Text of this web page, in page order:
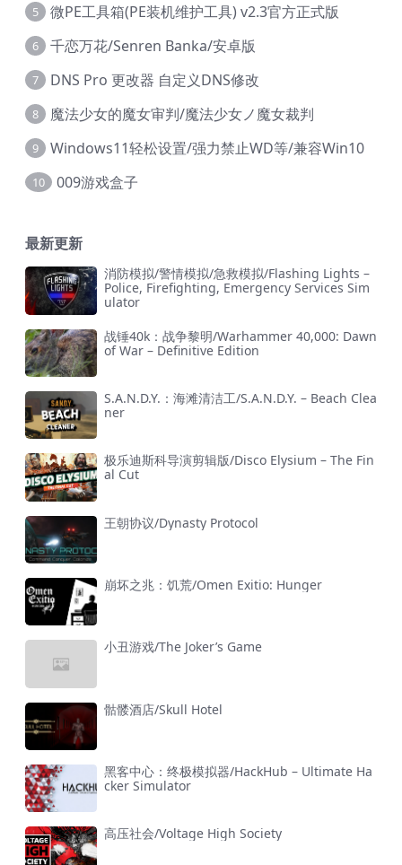
5 微PE工具箱(PE装机维护工具) v2.3官方正式版
6 千恋万花/Senren Banka/安卓版
7 DNS Pro 更改器 自定义DNS修改
8 魔法少女的魔女审判/魔法少女ノ魔女裁判
9 Windows11轻松设置/强力禁止WD等/兼容Win10
10 009游戏盒子
最新更新
消防模拟/警情模拟/急救模拟/Flashing Lights –
Police, Firefighting, Emergency Services Sim
ulator
战锤40k：战争黎明/Warhammer 40,000: Dawn
of War – Definitive Edition
S.A.N.D.Y.：海滩清洁工/S.A.N.D.Y. – Beach Clea
ner
极乐迪斯科导演剪辑版/Disco Elysium – The Fin
al Cut
王朝协议/Dynasty Protocol
崩坏之兆：饥荒/Omen Exitio: Hunger
小丑游戏/The Joker’s Game
骷髅酒店/Skull Hotel
黑客中心：终极模拟器/HackHub – Ultimate Ha
cker Simulator
高压社会/Voltage High Society